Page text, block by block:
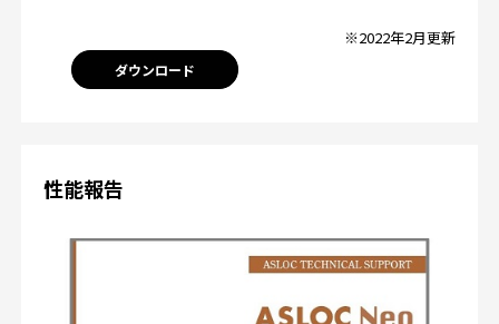
※2022年2月更新
ダウンロード
性能報告